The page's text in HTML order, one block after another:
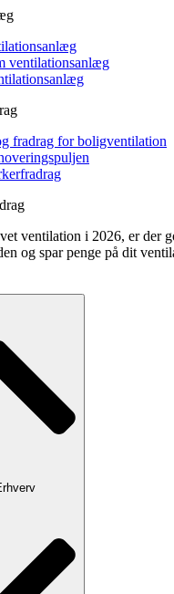
ventilationsanlæg
fradrag for boligventilation
ventilation i 2026, er der
og spar penge på dit